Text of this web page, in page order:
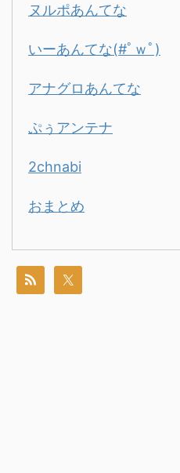
ヌルポあんてな
いーあんてな(#ﾟｗﾟ)
アナグロあんてな
ぷぅアンテナ
2chnabi
おまとめ